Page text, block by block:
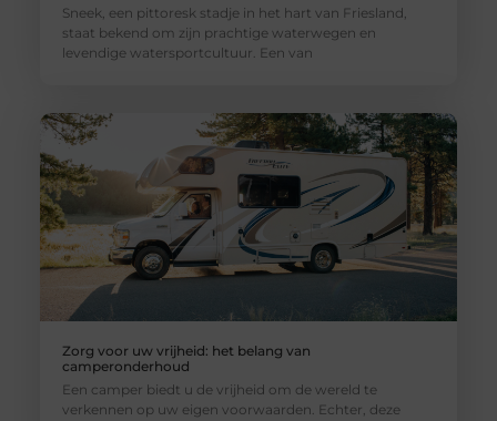
Sneek, een pittoresk stadje in het hart van Friesland,
staat bekend om zijn prachtige waterwegen en
levendige watersportcultuur. Een van
Zorg voor uw vrijheid: het belang van
camperonderhoud
Een camper biedt u de vrijheid om de wereld te
verkennen op uw eigen voorwaarden. Echter, deze